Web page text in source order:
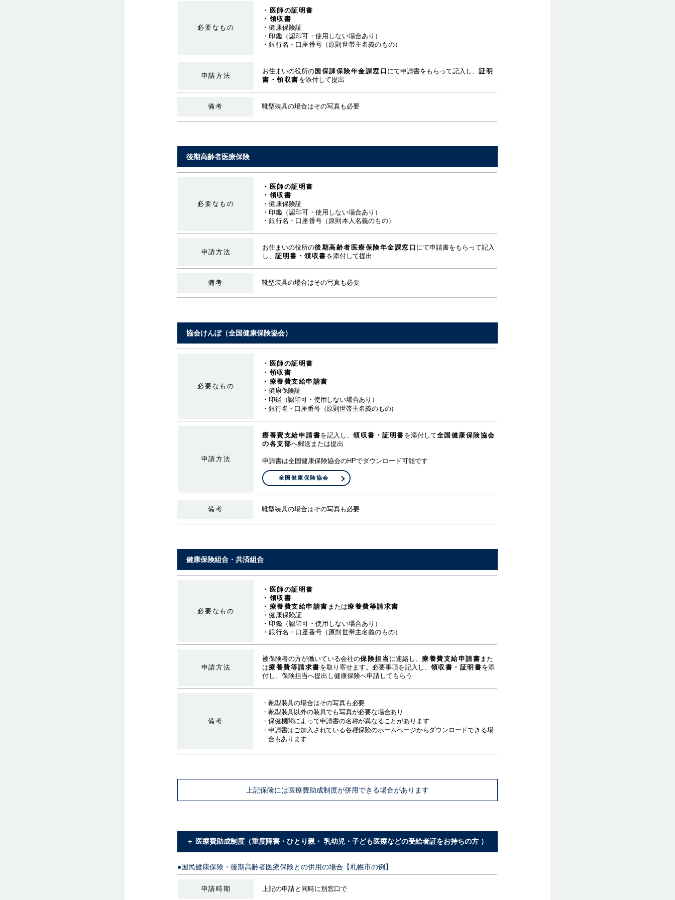
必要なもの
・医師の証明書
・領収書
・健康保険証
・印鑑（認印可・使用しない場合あり）
・銀行名・口座番号（原則世帯主名義のもの）
申請方法
お住まいの役所の国保課保険年金課窓口 にて申請書をもらって記入し、証明
書・領収書 を添付して提出
備考 靴型装具の場合はその写真も必要
後期高齢者医療保険
必要なもの
・医師の証明書
・領収書
・健康保険証
・印鑑（認印可・使用しない場合あり）
・銀行名・口座番号（原則本人名義のもの）
申請方法
お住まいの役所の後期高齢者医療保険年金課窓口 にて申請書をもらって記入
し、証明書・領収書 を添付して提出
備考 靴型装具の場合はその写真も必要
協会けんぽ（全国健康保険協会）
必要なもの
・医師の証明書
・領収書
・療養費支給申請書
・健康保険証
・印鑑（認印可・使用しない場合あり）
・銀行名・口座番号（原則世帯主名義のもの）
申請方法
療養費支給申請書を記入し、領収書・証明書 を添付して全国健康保険協会
の各支部へ郵送または提出
申請書は全国健康保険協会のHPでダウンロード可能です
全国健康保険協会
備考 靴型装具の場合はその写真も必要
健康保険組合・共済組合
必要なもの
・医師の証明書
・領収書
・療養費支給申請書 または療養費等請求書
・健康保険証
・印鑑（認印可・使用しない場合あり）
・銀行名・口座番号（原則世帯主名義のもの）
申請方法
被保険者の方が働いている会社の保険担当 に連絡し、療養費支給申請書 また
は療養費等請求書 を取り寄せます。必要事項を記入し、 領収書・証明書を添
付し、保険担当へ提出し健康保険へ申請してもらう
備考
・靴型装具の場合はその写真も必要
・靴型装具以外の装具でも写真が必要な場合あり
・保健機関によって申請書の名称が異なることがあります
・申請書はご加入されている各種保険のホームページからダウンロードできる場
合もあります
上記保険には医療費助成制度が併用できる場合があります
＋ 医療費助成制度（重度障害・ひとり親・ 乳幼児・子ども医療などの受給者証をお持ちの方 ）
●国民健康保険・後期高齢者医療保険との併用の場合【札幌市の例】
申請時期 上記の申請と同時に別窓口で